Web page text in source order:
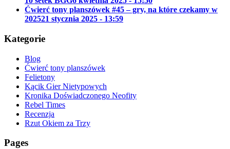
Ćwierć tony planszówek #45 – gry, na które czekamy w
202521 stycznia 2025 - 13:59
Kategorie
Blog
Ćwierć tony planszówek
Felietony
Kącik Gier Nietypowych
Kronika Doświadczonego Neofity
Rebel Times
Recenzja
Rzut Okiem za Trzy
Pages